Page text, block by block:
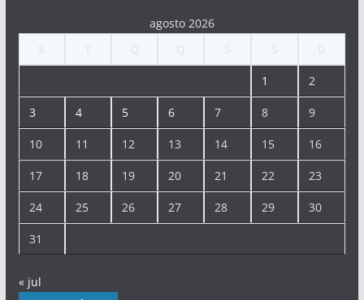
agosto 2026
1 2
3 4 5 6 7 8 9
10 11 12 13 14 15 16
17 18 19 20 21 22 23
24 25 26 27 28 29 30
31
« jul